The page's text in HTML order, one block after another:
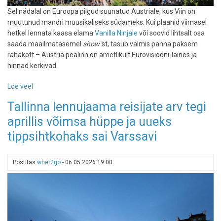
Sel nädalal on Euroopa pilgud suunatud Austriale, kus Viin on
muutunud mandri muusikaliseks südameks. Kui plaanid viimasel
hetkel lennata kaasa elama Vanilla Ninjale või soovid lihtsalt osa
saada maailmatasemel show´st, tasub valmis panna paksem
rahakott – Austria pealinn on ametlikult Eurovisiooni-laines ja
hinnad kerkivad.
Loe veel
palavik
Viinis:
hotellihinnad
on
kuid
melu
Tallinna lennujaama reisijate arv tegi
aprillis võimsa hüppe ja uueks
tippsihtkohaks sai Varssavi
Postitas wher2go - 06.05.2026 19:00